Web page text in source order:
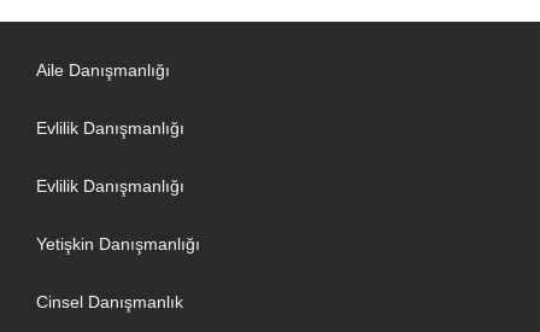
Aile Danışmanlığı
Evlilik Danışmanlığı
Evlilik Danışmanlığı
Yetişkin Danışmanlığı
Cinsel Danışmanlık